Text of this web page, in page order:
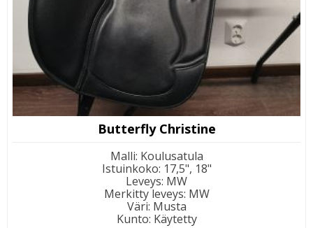
Butterfly Christine
Malli: Koulusatula
Istuinkoko: 17,5", 18"
Leveys: MW
Merkitty leveys: MW
Väri: Musta
Kunto: Käytetty